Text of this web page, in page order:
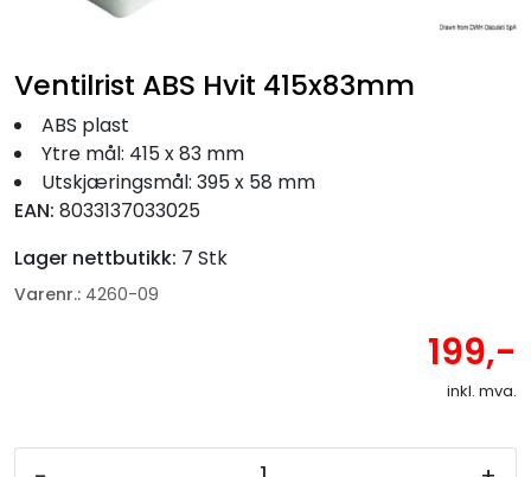
Ventilrist ABS Hvit 415x83mm
ABS plast
Ytre mål: 415 x 83 mm
Utskjæringsmål: 395 x 58 mm
EAN: 8033137033025
Lager nettbutikk: 7 Stk
Varenr.: 4260-09
199,-
inkl. mva.
Fritid/Sikkerhet
Båtpleie/Opplag
Seil
Nyheter